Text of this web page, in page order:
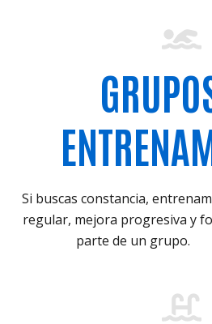
Si buscas constancia,
regular, mejora progresiva y
parte de un grupo.